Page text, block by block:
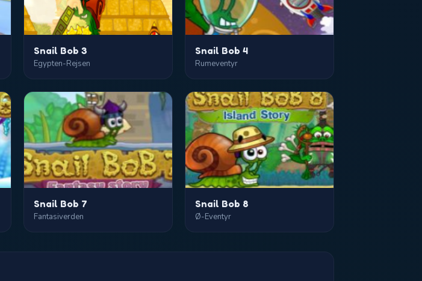
Snail Bob 3
Egypten-Rejsen
Snail Bob 4
Rumeventyr
Snail Bob 7
Fantasiverden
Snail Bob 8
Ø-Eventyr